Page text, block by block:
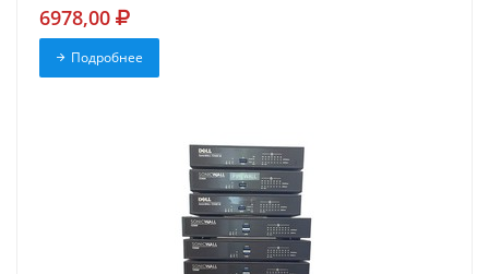
6978,00
Подробнее